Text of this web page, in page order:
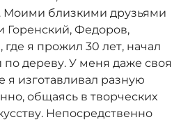
Моими близкими друзьями
Горенский, Федоров,
где я прожил 30 лет, начал
по дереву. У меня даже своя
я изготавливал разную
общаясь в творческих
Непосредственно